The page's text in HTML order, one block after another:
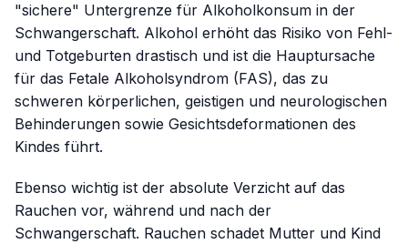
"sichere" Untergrenze für Alkoholkonsum in der
Schwangerschaft. Alkohol erhöht das Risiko von Fehl-
und Totgeburten drastisch und ist die Hauptursache
für das Fetale Alkoholsyndrom (FAS), das zu
schweren körperlichen, geistigen und neurologischen
Behinderungen sowie Gesichtsdeformationen des
Kindes führt.
Ebenso wichtig ist der absolute Verzicht auf das
Rauchen vor, während und nach der
Schwangerschaft. Rauchen schadet Mutter und Kind